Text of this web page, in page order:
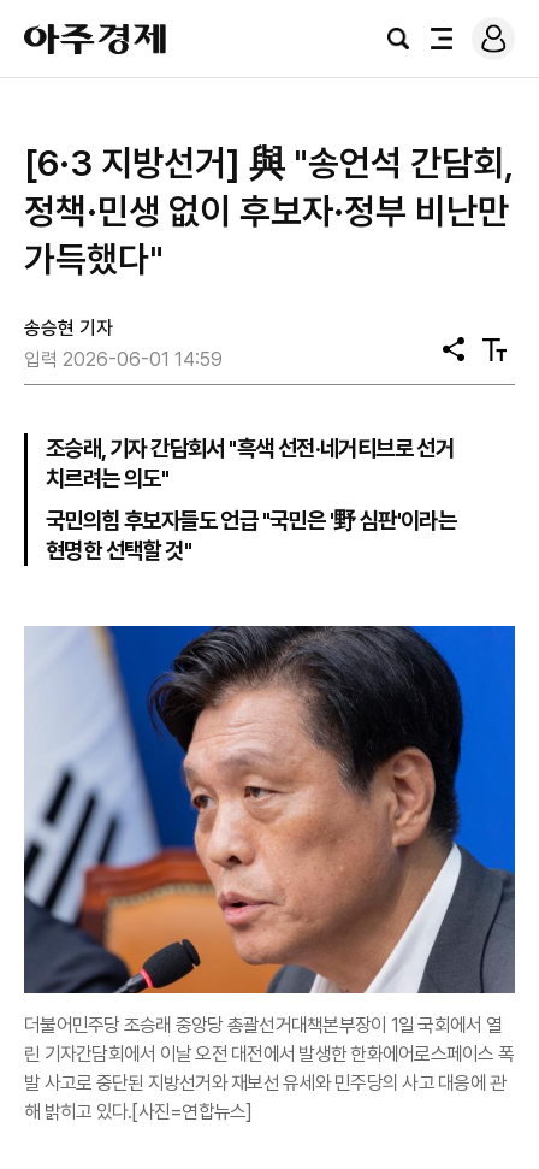
아
주
경
검
전
로
그
[6·3 지방선거] 與 "송언석 간담회,
정책·민생 없이 후보자·정부 비난만
가득했다"
송승현 기자
입력 2026-06-01 14:59
공
유
텍
스
조승래, 기자 간담회서 "흑색 선전·네거티브로 선거
치르려는 의도"
국민의힘 후보자들도 언급 "국민은 '野 심판'이라는
현명한 선택할 것"
더불어민주당 조승래 중앙당 총괄선거대책본부장이 1일 국회에서 열
린 기자간담회에서 이날 오전 대전에서 발생한 한화에어로스페이스 폭
발 사고로 중단된 지방선거와 재보선 유세와 민주당의 사고 대응에 관
해 밝히고 있다.[사진=연합뉴스]